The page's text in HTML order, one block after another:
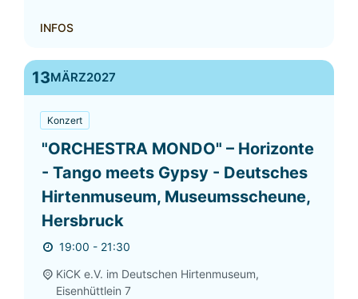
INFOS
13MÄRZ2027
Konzert
"ORCHESTRA MONDO" – Horizonte
- Tango meets Gypsy - Deutsches
Hirtenmuseum, Museumsscheune,
Hersbruck
19:00 - 21:30
KiCK e.V. im Deutschen Hirtenmuseum,
Eisenhüttlein 7